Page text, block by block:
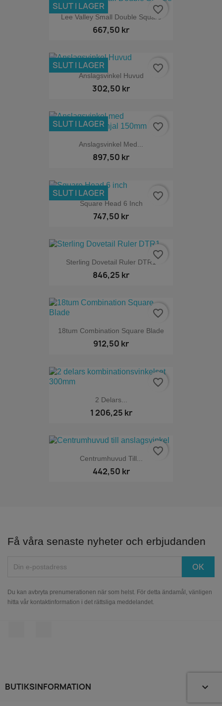
Lee Valley Small Double Square
667,50 kr
SLUT I LAGER favorite_border
Anslagsvinkel Huvud
302,50 kr
SLUT I LAGER favorite_border
Anslagsvinkel Med...
897,50 kr
SLUT I LAGER favorite_border
Square Head 6 Inch
747,50 kr
SLUT I LAGER favorite_border
Sterling Dovetail Ruler DTR1
846,25 kr
favorite_border
18tum Combination Square Blade
912,50 kr
favorite_border
2 Delars...
1 206,25 kr
favorite_border
Centrumhuvud Till...
442,50 kr
favorite_border
Få våra senaste nyheter och erbjudanden
Du kan avbryta prenumerationen när som helst. För detta ändamål, vänligen
hitta vår kontaktinformation i det rättsliga meddelandet.
BUTIKSINFORMATION keyboard_arrow_down